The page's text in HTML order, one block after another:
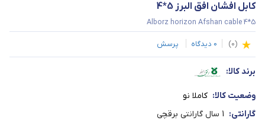
کابل افشان افق البرز 5*4
Alborz horizon Afshan cable 4*5
(
0
)
0 دیدگاه پرسش
برند کالا:
وضعیت کالا: کاملا نو
گارانتی: 1 سال گارانتی برقچی